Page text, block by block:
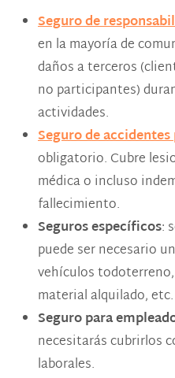
Seguro de
en la mayoría de
daños a terceros
no participantes)
actividades.
Seguro de
obligatorio. Cubre
médica o incluso
fallecimiento.
Seguros específicos:
puede ser necesario
vehículos
material alquilado, etc.
Seguro para
necesitarás cubrirlos
laborales.